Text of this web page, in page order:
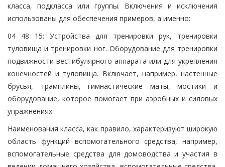
класса, подкласса или группы. Включения и исключения
использованы для обеспечения примеров, а именно:
04 48 15: Устройства для тренировки рук, тренировки
туловища и тренировки ног. Оборудование для тренировки
подвижности вестибулярного аппарата или для укрепления
конечностей и туловища. Включает, например, настенные
брусья, трамплины, гимнастические маты, мостики и
оборудование, которое помогает при аэробных и силовых
упражнениях.
Наименования класса, как правило, характеризуют широкую
область функций вспомогательного средства, например,
вспомогательные средства для домоводства и участия в